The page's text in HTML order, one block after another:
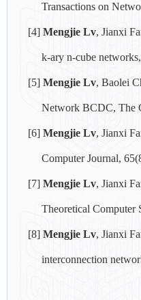
Transactions on
[4] Mengjie Lv, Jianxi
k-ary n-cube networks,
[5] Mengjie Lv, Baolei
Network BCDC, The
[6] Mengjie Lv, Jianxi
Computer Journal, 65
[7] Mengjie Lv, Jianxi
Theoretical Computer
[8] Mengjie Lv, Jianxi
interconnection